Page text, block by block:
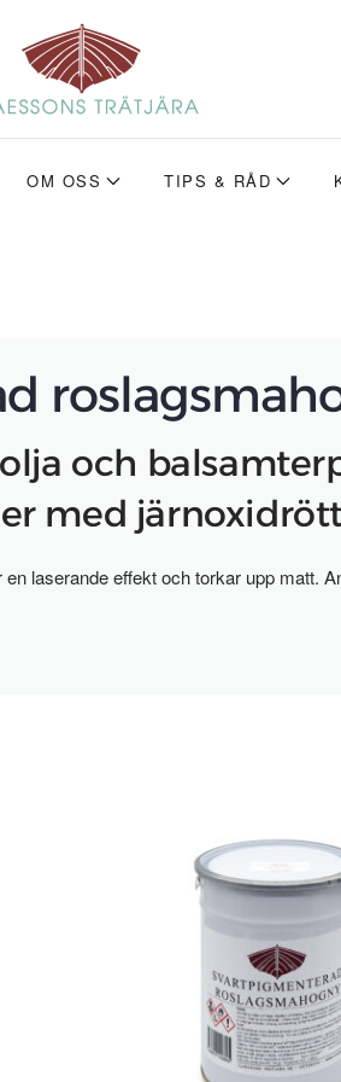
OM OSS TIPS & RÅD
och
med
laserande effekt och torkar upp matt.